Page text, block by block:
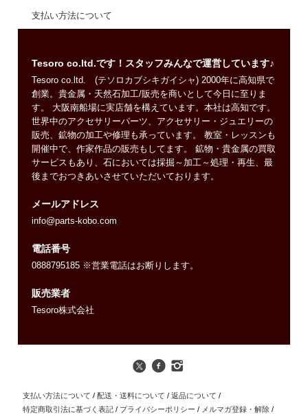
支払い方法について
Tesoro co.ltd.です！スタッフみんなで運営しています♪
Tesoro co.ltd. (テソロカブシキガイシャ) 2000年に高知県で
創業。貴金属・天然石加工/販売を商いとして今日に至りま
す。 大阪南船場に実店舗を構えています。本社は高知です。
世界中のアクセサリーパーツ、アクセサリー・ジュエリーの
販売、鉱物の加工や修理も承っています。 教室・レッスンも
開催中で、作家作品の販売もしてます。 鉱物・貴金属の買取
サービスもあり、石においては採掘～加工～処理・再生、最
後までおつきあいさせていただいております。
メールアドレス
info@parts-kobo.com
電話番号
0888795185 ※営業電話はお断りします。
販売業者
Tesoro株式会社
支払い方法について / 配送・送料について / 返品について /
特定商取引法に基づく表記 / プライバシーポリシー / メルマガ登録・解除 /